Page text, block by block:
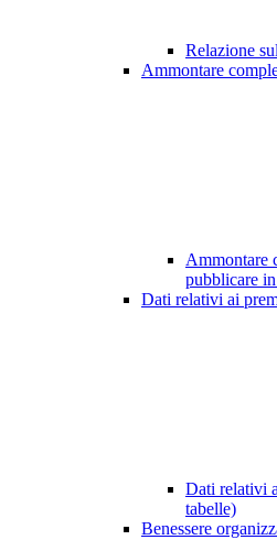
Relazione
Ammontare
Ammontare
pubblicare
Dati relativi ai
Dati relativi
tabelle)
Benessere